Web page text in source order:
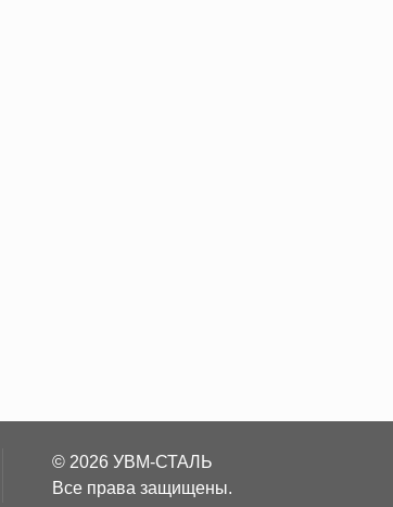
© 2026 УВМ-СТАЛЬ
Все права защищены.